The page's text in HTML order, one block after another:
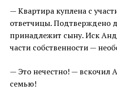
— Квартира куплена с
ответчицы. Подтверждено
принадлежит сыну. Иск
части собственности —
— Это нечестно! — вскочил
семью!